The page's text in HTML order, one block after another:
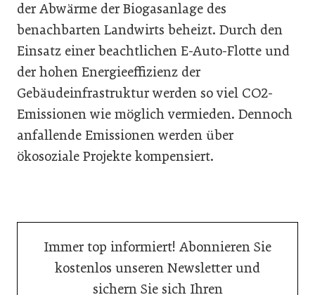
der Abwärme der Biogasanlage des
benachbarten Landwirts beheizt. Durch den
Einsatz einer beachtlichen E-Auto-Flotte und
der hohen Energieeffizienz der
Gebäudeinfrastruktur werden so viel CO2-
Emissionen wie möglich vermieden. Dennoch
anfallende Emissionen werden über
ökosoziale Projekte kompensiert.
Immer top informiert! Abonnieren Sie
kostenlos unseren Newsletter und
sichern Sie sich Ihren